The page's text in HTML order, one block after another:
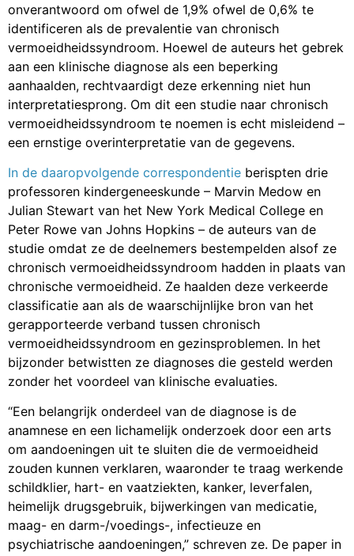
onverantwoord om ofwel de 1,9% ofwel de 0,6% te
identificeren als de prevalentie van chronisch
vermoeidheidssyndroom. Hoewel de auteurs het gebrek
aan een klinische diagnose als een beperking
aanhaalden, rechtvaardigt deze erkenning niet hun
interpretatiesprong. Om dit een studie naar chronisch
vermoeidheidssyndroom te noemen is echt misleidend –
een ernstige overinterpretatie van de gegevens.
In de daaropvolgende correspondentie berispten drie
professoren kindergeneeskunde – Marvin Medow en
Julian Stewart van het New York Medical College en
Peter Rowe van Johns Hopkins – de auteurs van de
studie omdat ze de deelnemers bestempelden alsof ze
chronisch vermoeidheidssyndroom hadden in plaats van
chronische vermoeidheid. Ze haalden deze verkeerde
classificatie aan als de waarschijnlijke bron van het
gerapporteerde verband tussen chronisch
vermoeidheidssyndroom en gezinsproblemen. In het
bijzonder betwistten ze diagnoses die gesteld werden
zonder het voordeel van klinische evaluaties.
“Een belangrijk onderdeel van de diagnose is de
anamnese en een lichamelijk onderzoek door een arts
om aandoeningen uit te sluiten die de vermoeidheid
zouden kunnen verklaren, waaronder te traag werkende
schildklier, hart- en vaatziekten, kanker, leverfalen,
heimelijk drugsgebruik, bijwerkingen van medicatie,
maag- en darm-/voedings-, infectieuze en
psychiatrische aandoeningen,” schreven ze. De paper in